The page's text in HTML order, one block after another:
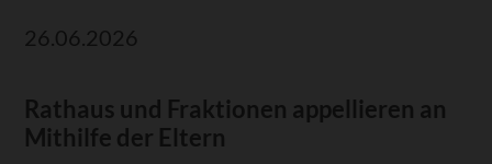
26.06.2026
Rathaus und Fraktionen appellieren an
Mithilfe der Eltern